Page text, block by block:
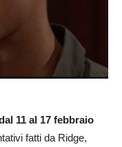
11 al 17 febbraio
fatti da Ridge,